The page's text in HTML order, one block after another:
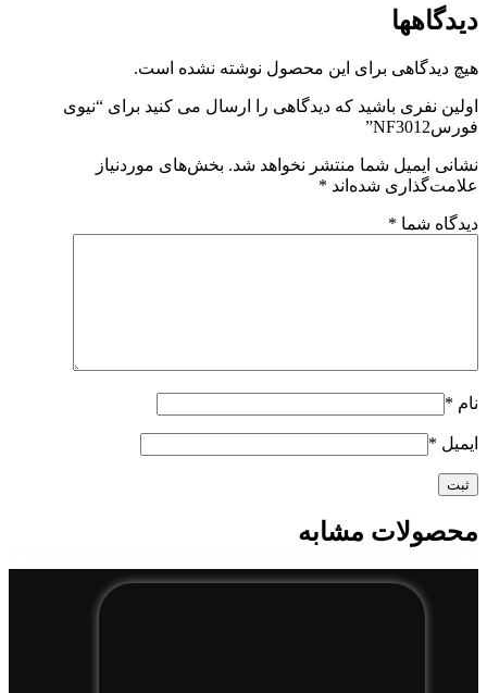
دیدگاهها
هیچ دیدگاهی برای این محصول نوشته نشده است.
اولین نفری باشید که دیدگاهی را ارسال می کنید برای “نیوی
فورسNF3012”
نشانی ایمیل شما منتشر نخواهد شد. بخش‌های موردنیاز
علامت‌گذاری شده‌اند *
دیدگاه شما *
نام *
ایمیل *
محصولات مشابه